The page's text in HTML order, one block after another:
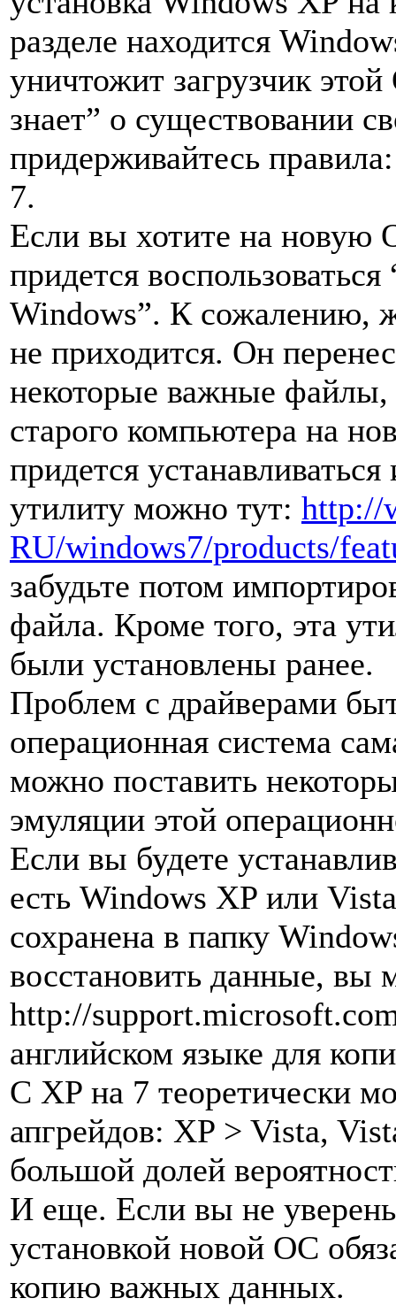
разделе находится
уничтожит загрузчик
знает” о существовании
придерживайтесь
7.
Если вы хотите на новую
придется
Windows”. К сожалению,
не приходится. Он
некоторые важные
старого компьютера на
придется
утилиту можно тут: http://
RU/windows7/products/
забудьте потом
файла. Кроме того, эта
были установлены ранее.
Проблем с драйверами
операционная система
можно поставить
эмуляции этой
Если вы будете
есть Windows XP или
сохранена в папку
восстановить данные, вы
http://
английском языке для
С XP на 7 теоретически
апгрейдов: XP > Vista,
большой долей
И еще. Если вы не
установкой новой ОС
копию важных данных.